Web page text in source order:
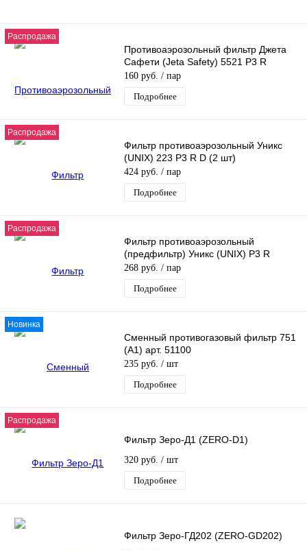
Распродажа
Противоаэрозольный фильтр Джета
Сафети (Jeta Safety) 5521 P3 R
160 руб. / пар
Подробнее
Распродажа
Фильтр противоаэрозольный Уникс
(UNIX) 223 P3 R D (2 шт)
424 руб. / пар
Подробнее
Распродажа
Фильтр противоаэрозольный
(предфильтр) Уникс (UNIX) P3 R
268 руб. / пар
Подробнее
Новинка
Сменный противогазовый фильтр 751
(А1) арт. 51100
235 руб. / шт
Подробнее
Распродажа
Фильтр Зеро-Д1 (ZERO-D1)
320 руб. / шт
Подробнее
Фильтр Зеро-ГД202 (ZERO-GD202)